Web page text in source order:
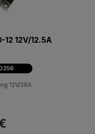
12 12V/12.5A
12V/29A